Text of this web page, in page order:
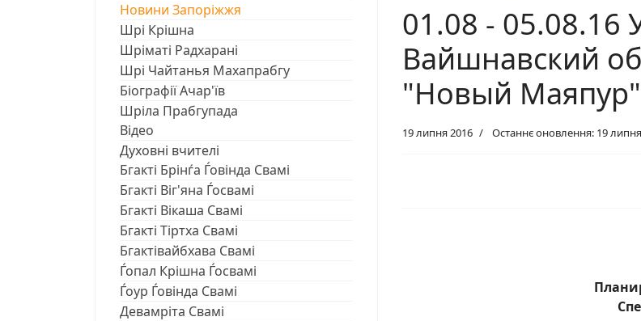
Новини Запоріжжя
Шрі Крішна
Шріматі Радхарані
Шрі Чайтанья Махапрабгу
Біографії Ачар'їв
Шріла Прабгупада
Відео
Духовні вчителі
Бгакті Брінѓа Ѓовінда Свамі
Бгакті Віг'яна Ѓосвамі
Бгакті Вікаша Свамі
Бгакті Тіртха Свамі
Бгактівайбхава Свамі
Ѓопал Крішна Ѓосвамі
Ѓоур Ѓовінда Свамі
Девамріта Свамі
01.08 - 05.08.16
Вайшнавский
"Новый Маяпур"
19 липня 2016 Останнє оновлення: 19
Сперва